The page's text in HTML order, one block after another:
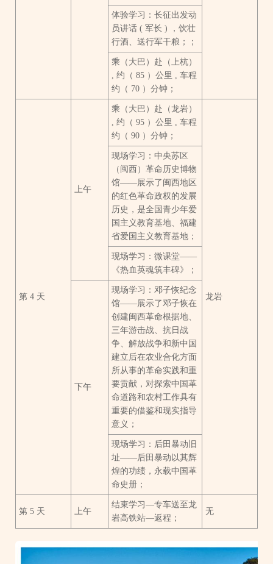
体验学习：长征出发动
员讲话 ( 军长 ) ，饮壮
行酒、送行军干粮；；
乘（大巴）赴（上杭）
, 约（ 85 ）公里 , 车程
约（ 70 ）分钟；
第 4 天
上午
乘（大巴）赴（龙岩）
, 约（ 95 ）公里 , 车程
约（ 90 ）分钟；
龙岩
现场学习：中央苏区
（闽西）革命历史博物
馆——展示了闽西地区
的红色革命政权的发展
历史，是全国青少年爱
国主义教育基地、福建
省爱国主义教育基地；
现场学习：微课堂——
《热血英魂筑丰碑》；
下午
现场学习：邓子恢纪念
馆——展示了邓子恢在
创建闽西革命根据地、
三年游击战、抗日战
争、解放战争和新中国
建立后在农业合化方面
所从事的革命实践和重
要贡献，对探索中国革
命道路和农村工作具有
重要的借鉴和现实指导
意义；
现场学习：后田暴动旧
址——后田暴动以其辉
煌的功绩，永载中国革
命史册；
第 5 天 上午
结束学习—专车送至龙
岩高铁站—返程；
无